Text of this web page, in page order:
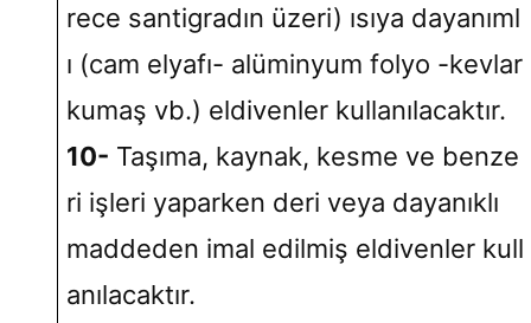
rece santigradın üzeri) ısıya dayanıml
ı (cam elyafı- alüminyum folyo -kevlar
kumaş vb.) eldivenler kullanılacaktır.
10- Taşıma, kaynak, kesme ve benze
ri işleri yaparken deri veya dayanıklı
maddeden imal edilmiş eldivenler kull
anılacaktır.